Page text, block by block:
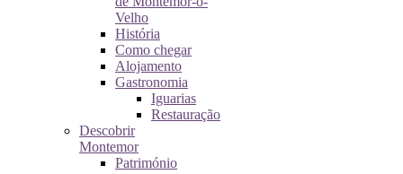
Velho
História
Como chegar
Alojamento
Gastronomia
Iguarias
Restauração
Descobrir
Montemor
Património